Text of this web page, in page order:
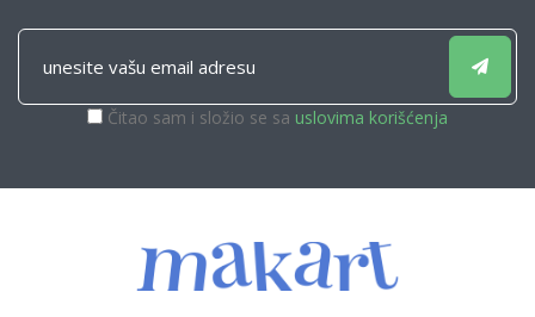
Čitao sam i složio se sa uslovima korišćenja